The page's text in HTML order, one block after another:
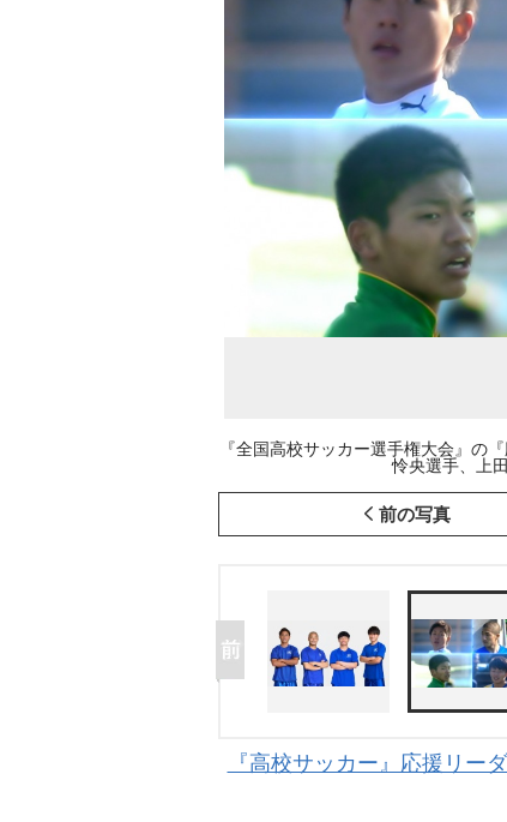
『全国高校サッカー選手権大会』の
怜央選手、上
前の写真
『高校サッカー』応援リー